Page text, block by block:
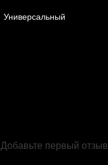
Универсальный
Добавьте первый отзыв